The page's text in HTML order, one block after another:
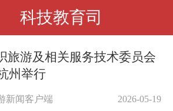
科技教育司
旅游及相关服务技术委员会
州举行
新闻客户端 2026-05-19